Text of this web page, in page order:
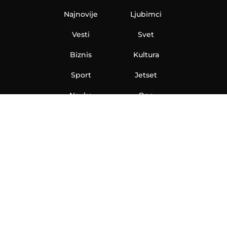
Najnovije
Vesti
Biznis
Sport
Nauka
Ljubimci
Svet
Kultura
Jetset
Ona